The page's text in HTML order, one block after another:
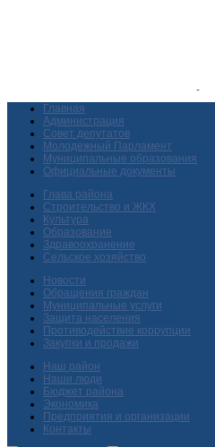
Главная
Администрация
Совет депутатов
Молодежный Парламент
Муниципальные образования
Официальные документы
Глава района
Строительство и ЖКХ
Культура
Образование
Здравоохранение
Сельское хозяйство
Новости
Обращения граждан
Муниципальные услуги
Защита населения
Противодействие коррупции
Закупки и продажи
Наш район
Наши люди
Бюджет района
Экономика
Предприятия и организации
Контакты